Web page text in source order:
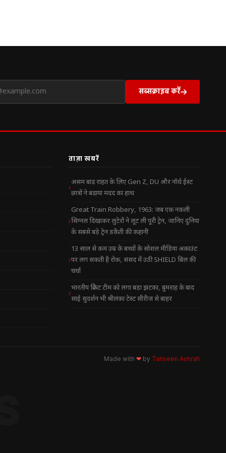
सब्सक्राइब करें
ताज़ा खबरें
असम बाढ़ राहत के लिए Gen Z, DU और नॉर्थ ईस्ट
छात्रों ने बढ़ाया मदद का हाथ
Great Train Robbery, 1963: जब एक नकली
सिग्नल दिखाकर लुटेरों ने लूट ली पूरी ट्रेन, जानिए दुनिया
के सबसे बड़े ट्रेन डकैती की कहानी
13 साल से कम उम्र के बच्चों के सोशल मीडिया अकाउंट
पर लग सकती है रोक, संसद में उठी SHIELD बिल की
चर्चा
भारतीय क्रिकेट टीम को लगा बड़ा झटका, बुमराह के बाद
साई सुदर्शन भी श्रीलंका टेस्ट सीरीज से बाहर
Made with ❤ by Tahseen Ashrafi